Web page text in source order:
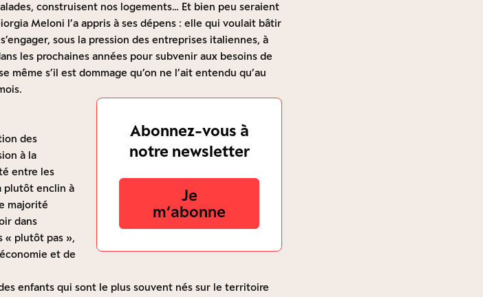
construisent nos logements… Et bien peu seraient
Meloni l’a appris à ses dépens : elle qui voulait bâtir
sous la pression des entreprises italiennes, à
les prochaines années pour subvenir aux besoins de
même s’il est dommage qu’on ne l’ait entendu qu’au
Abonnez-vous à
notre newsletter
Je
m‘abonne
des
à la
entre les
plutôt enclin à
majorité
dans
« plutôt pas »,
et de
enfants qui sont le plus souvent nés sur le territoire